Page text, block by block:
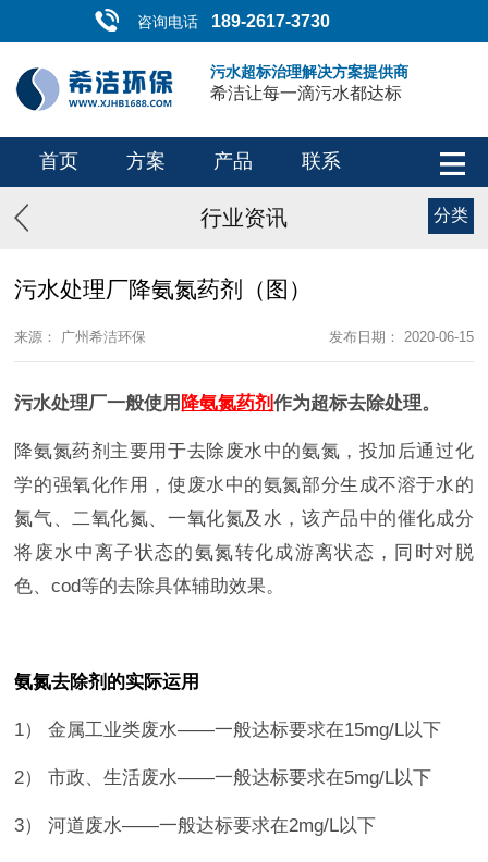
咨询电话 189-2617-3730
污水超标治理解决方案提供商
希洁让每一滴污水都达标
首页 方案 产品 联系
行业资讯 分类
污水处理厂降氨氮药剂（图）
来源： 广州希洁环保 发布日期： 2020-06-15
污水处理厂一般使用 降氨氮药剂作为超标去除处理。
降氨氮药剂主要用于去除废水中的氨氮，投加后通过化
学的强氧化作用，使废水中的氨氮部分生成不溶于水的
氮气、二氧化氮、一氧化氮及水，该产品中的催化成分
将废水中离子状态的氨氮转化成游离状态，同时对脱
色、cod等的去除具体辅助效果。
氨氮去除剂的实际运用
1） 金属工业类废水——一般达标要求在15mg/L以下
2） 市政、生活废水——一般达标要求在5mg/L以下
3） 河道废水——一般达标要求在2mg/L以下